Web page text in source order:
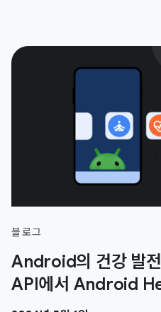
블로그
Android의 건강 발
API에서 Android